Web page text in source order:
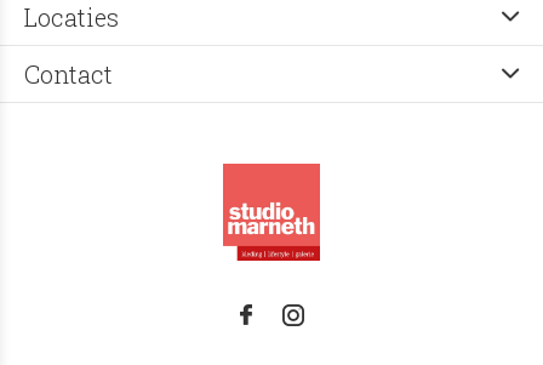
Locaties
Contact